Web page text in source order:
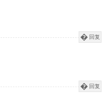
回复
回复